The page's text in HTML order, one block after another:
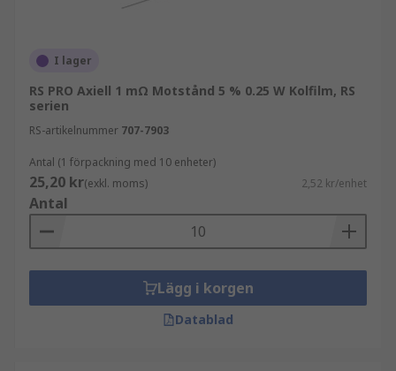
I lager
RS PRO Axiell 1 mΩ Motstånd 5 % 0.25 W Kolfilm, RS
serien
RS-artikelnummer 707-7903
Antal (1 förpackning med 10 enheter)
25,20 kr(exkl. moms) 2,52 kr/enhet
Antal
Lägg i korgen
Datablad